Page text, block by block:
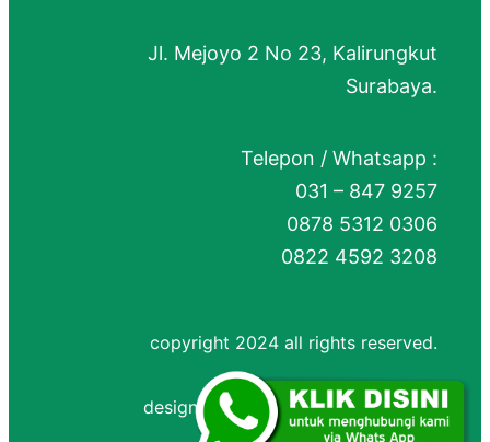
Jl. Mejoyo 2 No 23, Kalirungkut
Surabaya.
Telepon / Whatsapp :
031 – 847 9257
0878 5312 0306
0822 4592 3208
copyright 2024 all rights reserved.
designed by Jasa Website Bandung